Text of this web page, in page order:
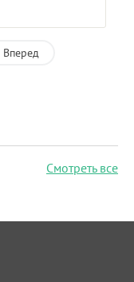
Вперед
Смотреть все